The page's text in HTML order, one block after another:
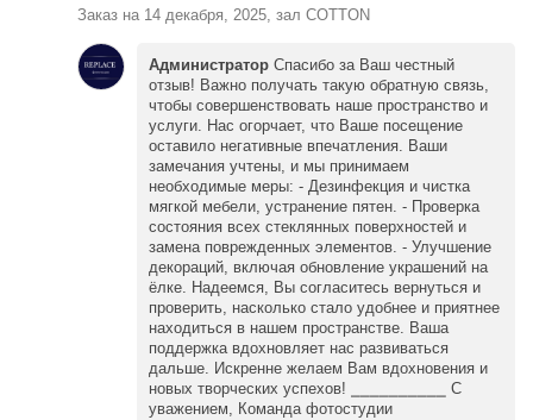
Заказ на 14 декабря, 2025, зал COTTON
Администратор Спасибо за Ваш честный
отзыв! Важно получать такую обратную связь,
чтобы совершенствовать наше пространство и
услуги. Нас огорчает, что Ваше посещение
оставило негативные впечатления. Ваши
замечания учтены, и мы принимаем
необходимые меры: - Дезинфекция и чистка
мягкой мебели, устранение пятен. - Проверка
состояния всех стеклянных поверхностей и
замена поврежденных элементов. - Улучшение
декораций, включая обновление украшений на
ёлке. Надеемся, Вы согласитесь вернуться и
проверить, насколько стало удобнее и приятнее
находиться в нашем пространстве. Ваша
поддержка вдохновляет нас развиваться
дальше. Искренне желаем Вам вдохновения и
новых творческих успехов! ⎯⎯⎯⎯⎯⎯⎯⎯⎯⎯ С
уважением, Команда фотостудии